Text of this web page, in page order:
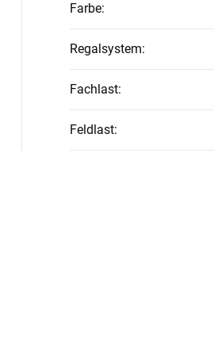
Farbe:
Regalsystem:
Fachlast:
Feldlast: